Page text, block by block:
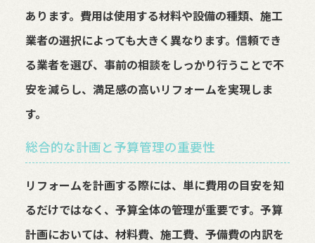
あります。費用は使用する材料や設備の種類、施工
業者の選択によっても大きく異なります。信頼でき
る業者を選び、事前の相談をしっかり行うことで不
安を減らし、満足感の高いリフォームを実現しま
す。
総合的な計画と予算管理の重要性
リフォームを計画する際には、単に費用の目安を知
るだけではなく、予算全体の管理が重要です。予算
計画においては、材料費、施工費、予備費の内訳を